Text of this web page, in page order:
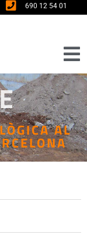
690 12 54 01
AL